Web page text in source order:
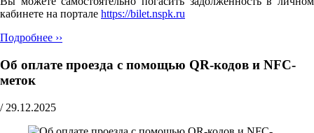
кабинете на портале https://bilet.nspk.ru
Подробнее ››
Об оплате проезда с помощью QR-кодов и NFC-
меток
/ 29.12.2025